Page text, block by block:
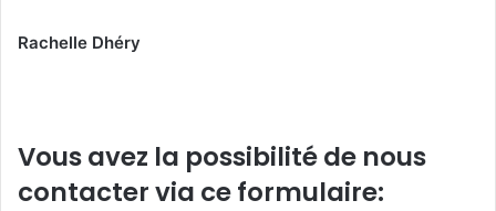
Rachelle Dhéry
Vous avez la possibilité de nous
contacter via ce formulaire: